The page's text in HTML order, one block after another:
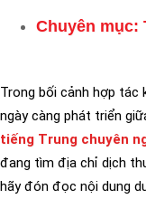
Chuyên mục:
Trong bối cảnh hợp tác
ngày càng phát triển
tiếng Trung chuyên
đang tìm địa chỉ dịch
hãy đón đọc nội dung